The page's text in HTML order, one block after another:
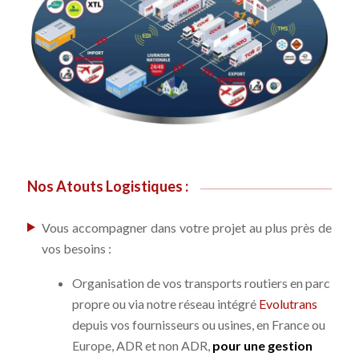
Nos Atouts Logistiques :
Vous accompagner dans votre projet au plus près de
vos besoins :
Organisation de vos transports routiers en parc
propre ou via notre réseau intégré Evolutrans
depuis vos fournisseurs ou usines, en France ou
Europe, ADR et non ADR, pour une gestion